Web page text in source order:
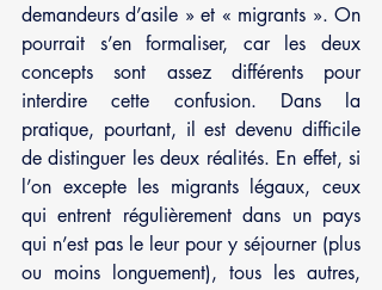
demandeurs d’asile » et « migrants ». On
pourrait s’en formaliser, car les deux
concepts sont assez différents pour
interdire cette confusion. Dans la
pratique, pourtant, il est devenu difficile
de distinguer les deux réalités. En effet, si
l’on excepte les migrants légaux, ceux
qui entrent régulièrement dans un pays
qui n’est pas le leur pour y séjourner (plus
ou moins longuement), tous les autres,